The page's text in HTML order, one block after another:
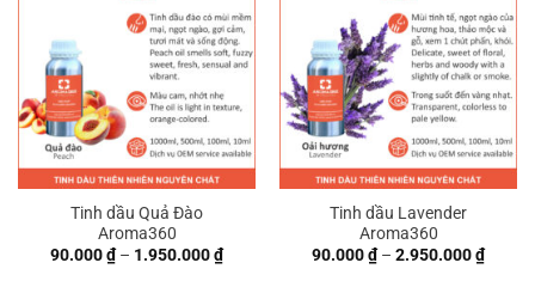
Tinh dầu Quả Đào
Aroma360
90.000₫ – 1.950.000₫Khoảng
giá:
Tinh dầu Lavender
Aroma360
90.000₫ – 2.950.000₫
giá: